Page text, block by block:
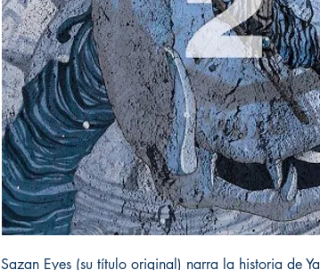
Sazan Eyes (su título original) narra la historia de